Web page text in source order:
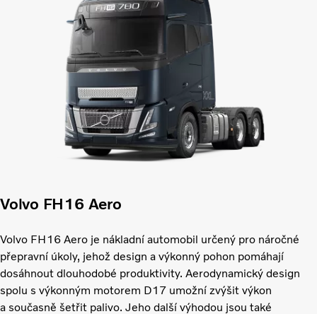
Volvo FH16 Aero
Volvo FH16 Aero je nákladní automobil určený pro náročné
přepravní úkoly, jehož design a výkonný pohon pomáhají
dosáhnout dlouhodobé produktivity. Aerodynamický design
spolu s výkonným motorem D17 umožní zvýšit výkon
a současně šetřit palivo. Jeho další výhodou jsou také